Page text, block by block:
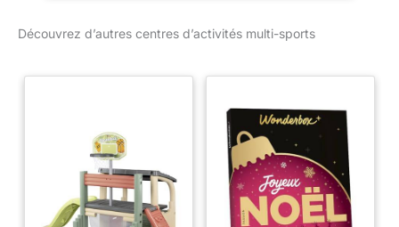
toboggan, ou bien à
matchs de basket ou de
imiter leur sportif préféré
en utilisant le panier ou
bien la cage ! Ils auront
aussi la possibilité de
s’initier à l’escalade grâce
au mur réversible qui sert
Découvrez d’autres centres d’activités multi-sports